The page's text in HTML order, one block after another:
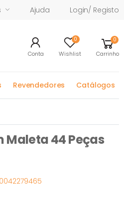
Ajuda Login/ Registo
Conta
0
Wishlist
0
Carrinho
Revendedores Catálogos
Maleta 44 Peças